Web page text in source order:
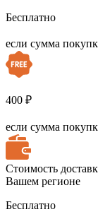
Бесплатно
если сумма
400 ₽
если сумма
Стоимость
Вашем регионе
Бесплатно